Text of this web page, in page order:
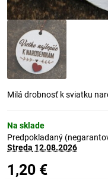
Milá drobnosť k sviatku
Na sklade
Predpokladaný
Streda 12.08.2026
1,20 €